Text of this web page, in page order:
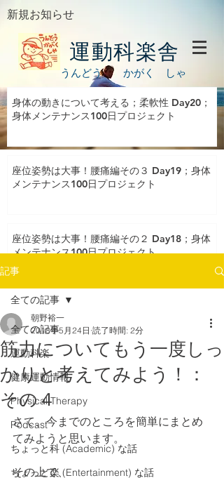
新規お知らせ
運動科楽舎
うんどう かがく しゃ
身体の動きについて考える；柔軟性 Day20；
身体メンテナンス100日プロジェクト
座位姿勢は大事！腰痛編その３ Day19；身体
メンテナンス100日プロジェクト
座位姿勢は大事！腰痛編その２ Day18；身体
メンテナンス100日プロジェクト
記事
全ての記事
運動科楽
健康運動情報
Physical Therapy
Podcast
ちょっと科 (Academic) な話
ちょっと楽 (Entertainment) な話
全ての記事
筋力についてもう一度しっ
かりと考えてみよう！：
その４
朝野裕一
2018年5月24日 読了時間: 2分
さて、今までのところを簡単にまとめ
てみようと思います。
その上で、